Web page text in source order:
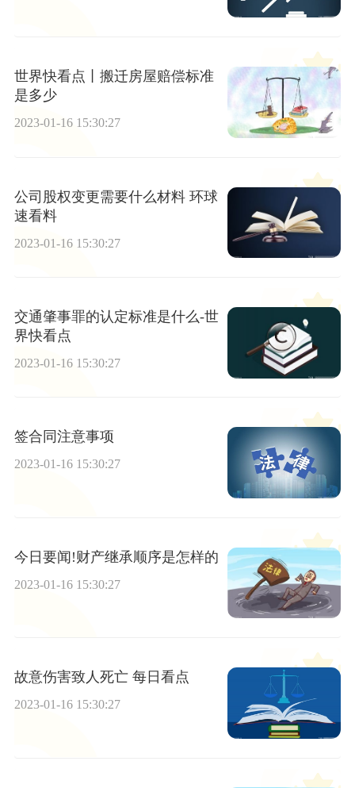
世界快看点丨搬迁房屋赔偿标准
是多少
2023-01-16 15:30:27
公司股权变更需要什么材料 环球
速看料
2023-01-16 15:30:27
交通肇事罪的认定标准是什么-世
界快看点
2023-01-16 15:30:27
签合同注意事项
2023-01-16 15:30:27
今日要闻!财产继承顺序是怎样的
2023-01-16 15:30:27
故意伤害致人死亡 每日看点
2023-01-16 15:30:27